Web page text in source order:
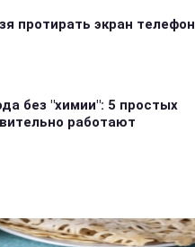
протирать экран
без "химии": 5 простых
работают